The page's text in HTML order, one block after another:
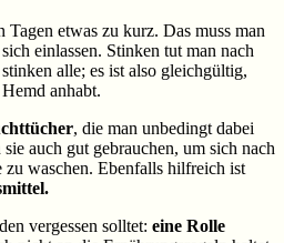
etwas zu kurz. Das muss man
einlassen. Stinken tut man nach
alle; es ist also gleichgültig,
anhabt.
, die man unbedingt dabei
auch gut gebrauchen, um sich nach
zu waschen. Ebenfalls hilfreich ist
vergessen solltet: eine Rolle